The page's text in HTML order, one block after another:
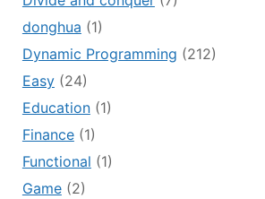
donghua (1)
Dynamic Programming (212)
Easy(24)
Education(1)
Finance(1)
Functional (1)
Game(2)